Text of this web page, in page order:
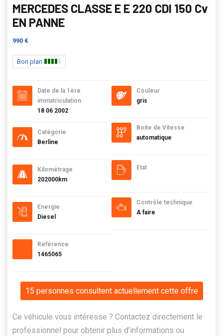
MERCEDES CLASSE E E 220 CDI 150 Cv
EN PANNE
990 €
Bon plan
Date de la 1ère
immatriculation
18 06 2002
Catégorie
Berline
Kilométrage
202000km
Energie
Diesel
Référence
1465065
Couleur
gris
Boite de Vitesse
automatique
Etat
Contrôle technique
A faire
15 personnes consultent actuellement cette offre
Ce véhicule vous intéresse ? Contactez directement le
professionnel pour obtenir plus d’informations ou